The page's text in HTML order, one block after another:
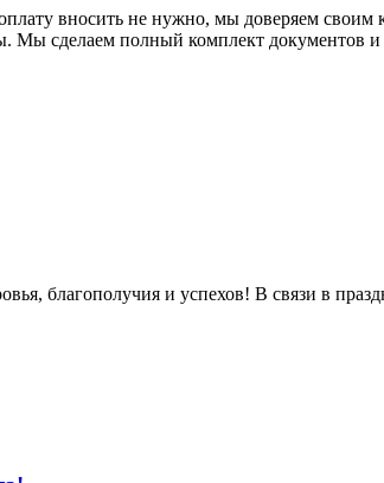
вносить не нужно, мы доверяем своим
Мы сделаем полный комплект документов и
благополучия и успехов! В связи в